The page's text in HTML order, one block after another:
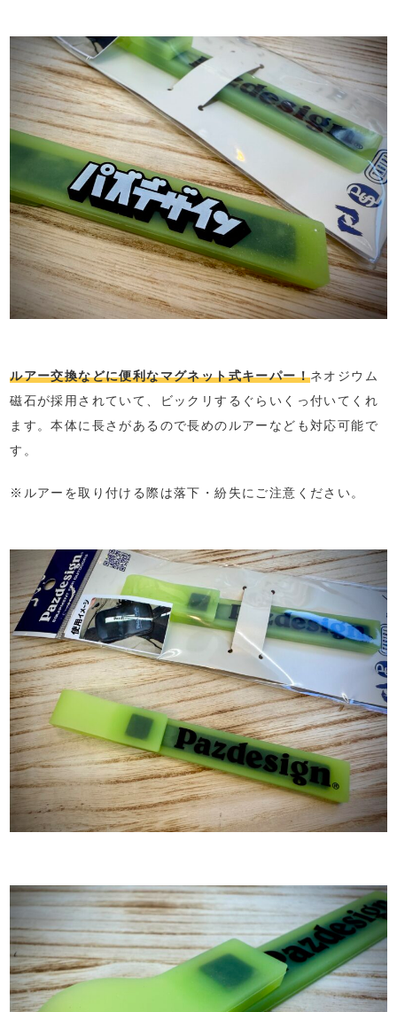
ルアー交換などに便利なマグネット式キーパー！ネオジウム
磁石が採用されていて、ビックリするぐらいくっ付いてくれ
ます。本体に長さがあるので長めのルアーなども対応可能で
す。
※ルアーを取り付ける際は落下・紛失にご注意ください。